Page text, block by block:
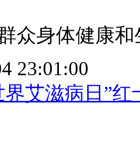
众身体健康
23:01:00
界艾滋病日”